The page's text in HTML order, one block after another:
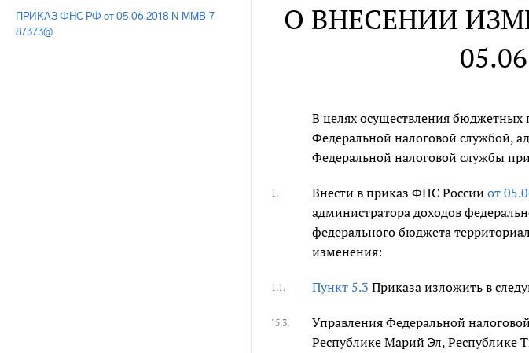
ПРИКАЗ ФНС РФ от 05.06.2018 N ММВ-7-
8/373@
О ВНЕСЕНИИ
В целях осуществления бюджетных
Федеральной налоговой службой,
Федеральной налоговой службы
1. Внести в приказ ФНС России от
администратора доходов
федерального бюджета
изменения:
1.1. Пункт 5.3 Приказа изложить в
"5.3.
Управления Федеральной
Республике Марий Эл, Республике